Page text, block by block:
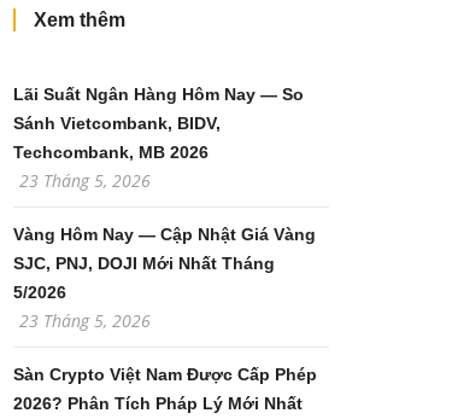
Xem thêm
Lãi Suất Ngân Hàng Hôm Nay — So
Sánh Vietcombank, BIDV,
Techcombank, MB 2026
23 Tháng 5, 2026
Vàng Hôm Nay — Cập Nhật Giá Vàng
SJC, PNJ, DOJI Mới Nhất Tháng
5/2026
23 Tháng 5, 2026
Sàn Crypto Việt Nam Được Cấp Phép
2026? Phân Tích Pháp Lý Mới Nhất